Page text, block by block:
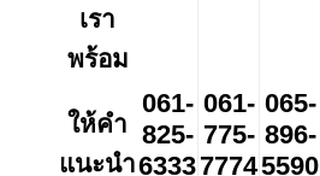
เรา
พร้อม
ให้คำ
แนะนำ
061-
825-
6333
061-
775-
7774
065-
896-
5590